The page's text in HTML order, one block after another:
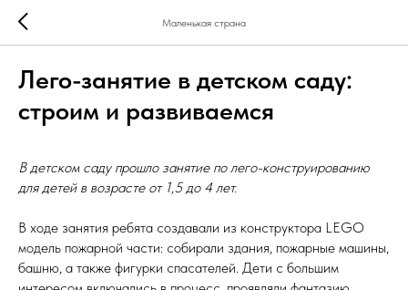
Маленькая страна
Лего-занятие в детском саду:
строим и развиваемся
В детском саду прошло занятие по лего-конструированию
для детей в возрасте от 1,5 до 4 лет.
В ходе занятия ребята создавали из конструктора LEGO
модель пожарной части: собирали здания, пожарные машины,
башню, а также фигурки спасателей. Дети с большим